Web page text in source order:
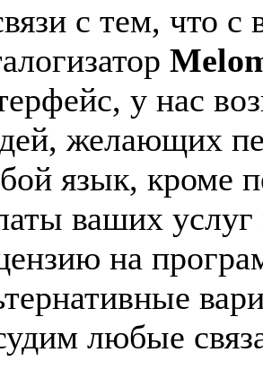
с тем, что с
у нас
желающих
язык, кроме
ваших
на
любые